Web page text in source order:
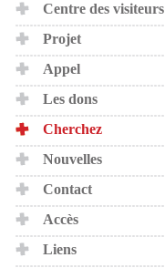
Centre des visiteurs
Projet
Appel
Les dons
Cherchez
Nouvelles
Contact
Accès
Liens